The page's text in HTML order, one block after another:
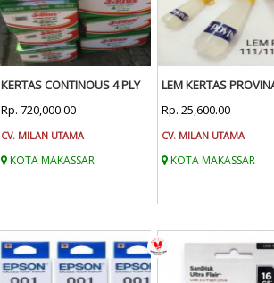
KERTAS CONTINOUS 4 PLY
Rp. 720,000.00
CV. MILAN UTAMA
KOTA MAKASSAR
LEM KERTAS
Rp. 25,600.00
CV. MILAN UTAMA
KOTA MAKASSAR